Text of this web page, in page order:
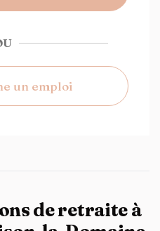
un emploi
de retraite à